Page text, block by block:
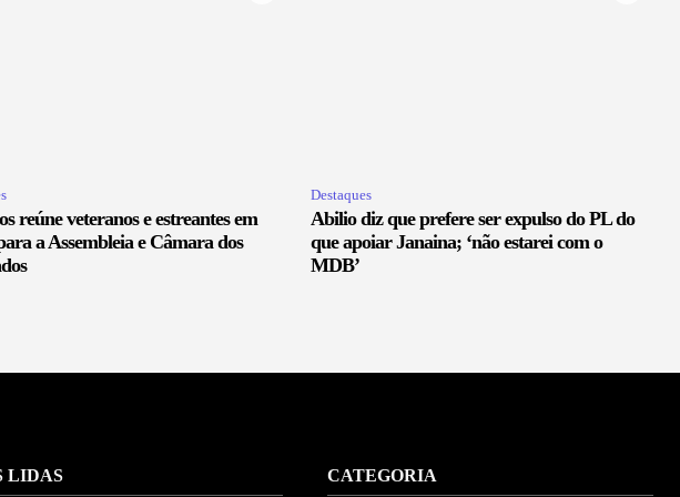
reúne veteranos e estreantes em
a Assembleia e Câmara dos
Destaques
Abilio diz que prefere ser expulso do PL do
que apoiar Janaina; ‘não estarei com o
MDB’
LIDAS CATEGORIA